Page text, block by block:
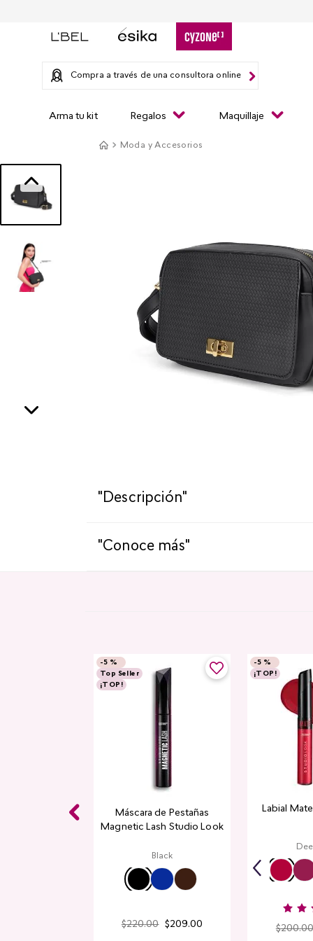
Compra a través de una consultora online
Arma tu kit Regalos Maquillaje
Moda y Accesorios
"Descripción"
"Conoce más"
-5 %
Top Seller
¡TOP!
Máscara de Pestañas
Magnetic Lash Studio Look
Black
$220.00 $209.00
-5 %
¡TOP!
Labial
$200.